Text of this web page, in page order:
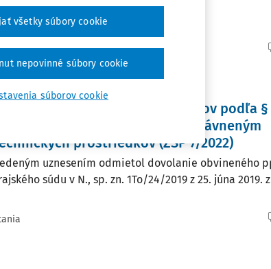
JUDr. Samuel Marr PhD., LL.M.
technických prostriedkov podľa §
o ochrane súkromia pred neoprávneným
prostriedkov (ZSP 7/2022)
uznesením odmietol dovolanie obvineného
súdu v N., sp. zn. 1To/24/2019 z 25. júna 2019. z
súborov cookie
nepovinné súbory cookie
všetky súbory cookie